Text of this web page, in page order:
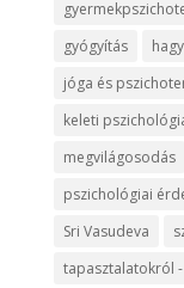
gyógyítás
jóga és
keleti
megvilágosodás
pszichológiai
Sri Vasudeva
tapasztalatokról